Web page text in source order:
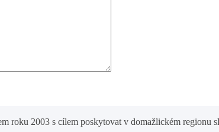
roku 2003 s cílem poskytovat v domažlickém regionu